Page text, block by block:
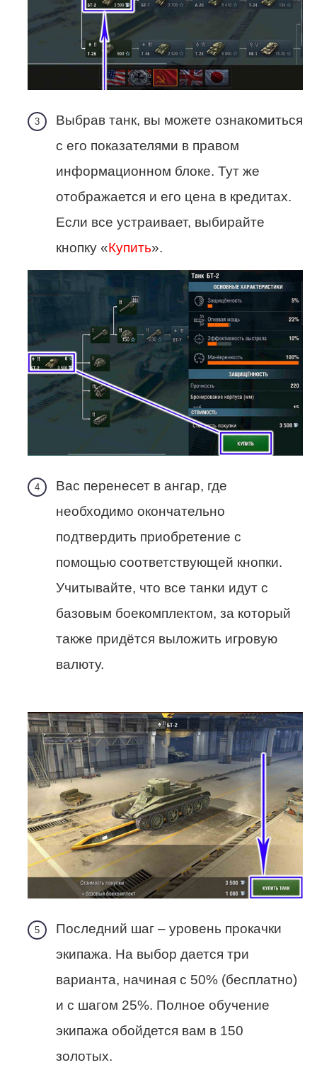
Выбрав танк, вы можете ознакомиться
с его показателями в правом
информационном блоке. Тут же
отображается и его цена в кредитах.
Если все устраивает, выбирайте
кнопку «Купить».
Вас перенесет в ангар, где
необходимо окончательно
подтвердить приобретение с
помощью соответствующей кнопки.
Учитывайте, что все танки идут с
базовым боекомплектом, за который
также придётся выложить игровую
валюту.
Последний шаг – уровень прокачки
экипажа. На выбор дается три
варианта, начиная с 50% (бесплатно)
и с шагом 25%. Полное обучение
экипажа обойдется вам в 150
золотых.